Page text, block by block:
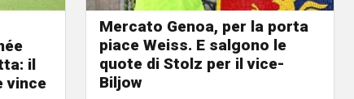
il
vince
Mercato Genoa, per la porta
piace Weiss. E salgono le
quote di Stolz per il vice-
Biljow